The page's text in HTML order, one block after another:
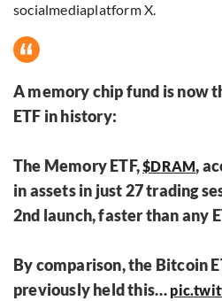
socialmediaplatform X.
A memory chip fund is now
ETF in history:
The Memory ETF,$DRAM,
in assets in just 27 trading
2nd launch, faster than any
By comparison, the Bitcoin
previously held this…